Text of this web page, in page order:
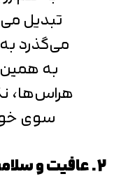
تبدیل
می‌گذرد
به
هراس‌ها،
سوی
2. عافیت و سلامت جسمانی